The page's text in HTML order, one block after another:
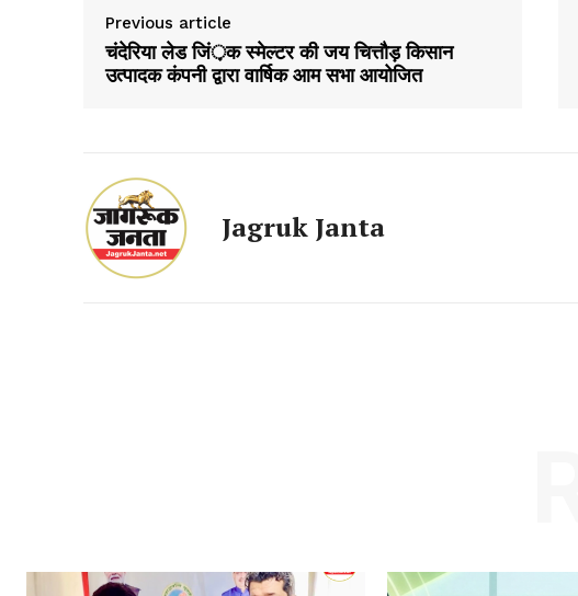
Previous article
चंदेरिया लेड जिं़क स्मेल्टर की जय चित्तौड़ किसान
उत्पादक कंपनी द्वारा वार्षिक आम सभा आयोजित
Jagruk Janta